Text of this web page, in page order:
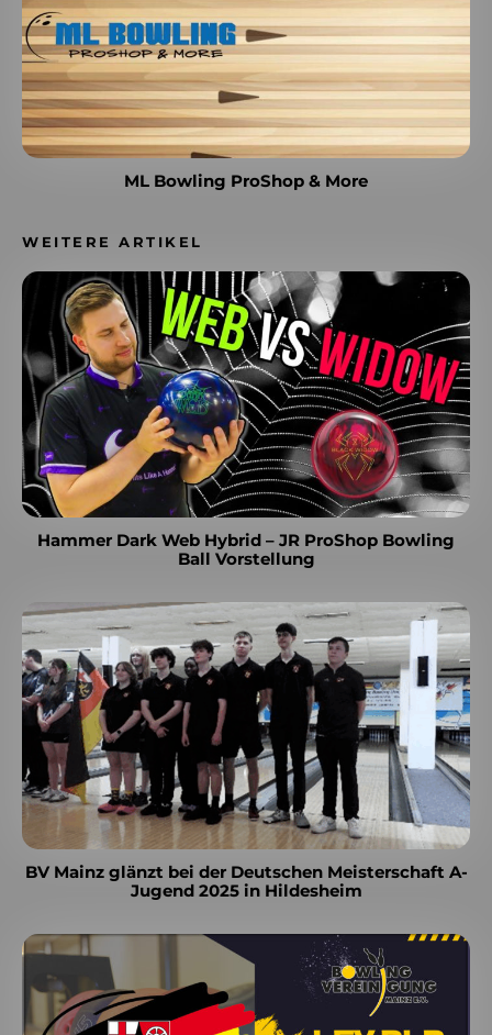
ML Bowling ProShop & More
WEITERE ARTIKEL
Hammer Dark Web Hybrid – JR ProShop Bowling
Ball Vorstellung
BV Mainz glänzt bei der Deutschen Meisterschaft A-
Jugend 2025 in Hildesheim